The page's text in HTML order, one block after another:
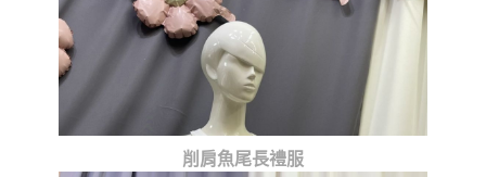
削肩魚尾長禮服